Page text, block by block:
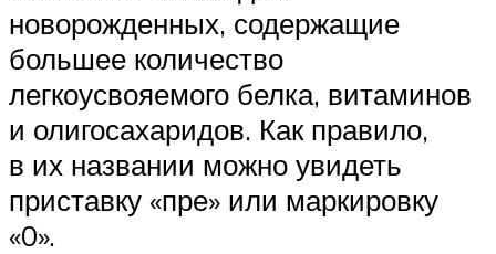
новорожденных, содержащие
большее количество
легкоусвояемого белка, витаминов
и олигосахаридов. Как правило,
в их названии можно увидеть
приставку «пре» или маркировку
«0».